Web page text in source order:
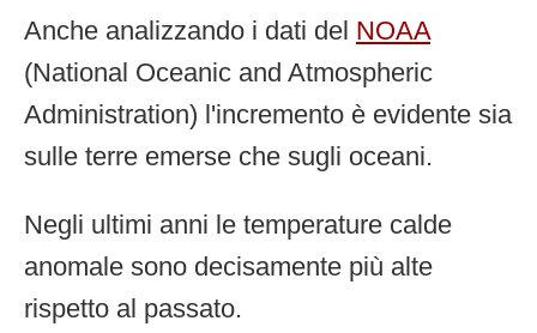
Anche analizzando i dati del NOAA
(National Oceanic and Atmospheric
Administration) l'incremento è evidente sia
sulle terre emerse che sugli oceani.
Negli ultimi anni le temperature calde
anomale sono decisamente più alte
rispetto al passato.